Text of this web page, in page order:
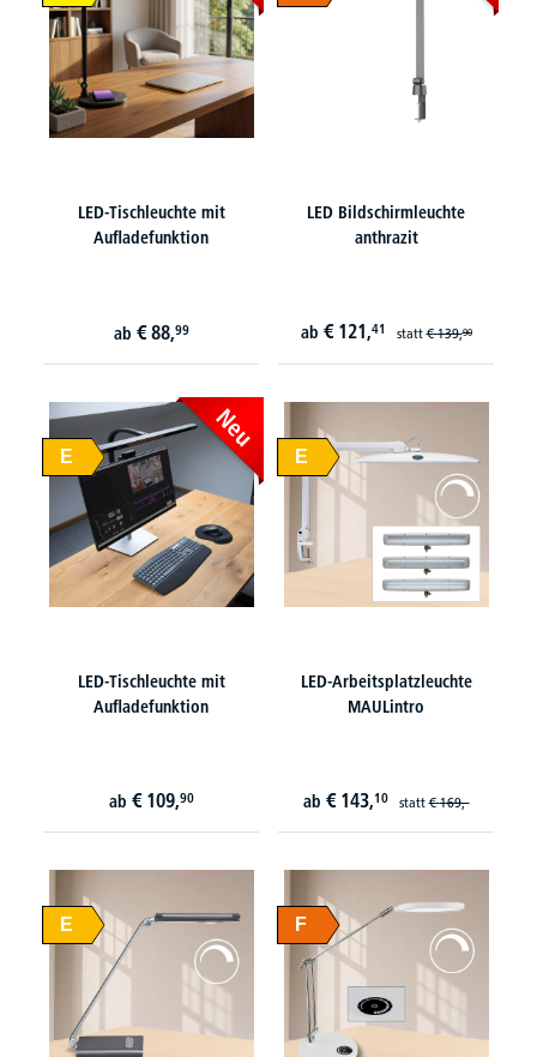
LED-Tischleuchte mit
Aufladefunktion
ab € 88,99
LED Bildschirmleuchte
anthrazit
ab € 121,41 statt€ 139,90
E
Neu
LED-Tischleuchte mit
Aufladefunktion
ab € 109,90
E
LED-Arbeitsplatzleuchte
MAULintro
ab € 143,10 statt€ 169,-
E F